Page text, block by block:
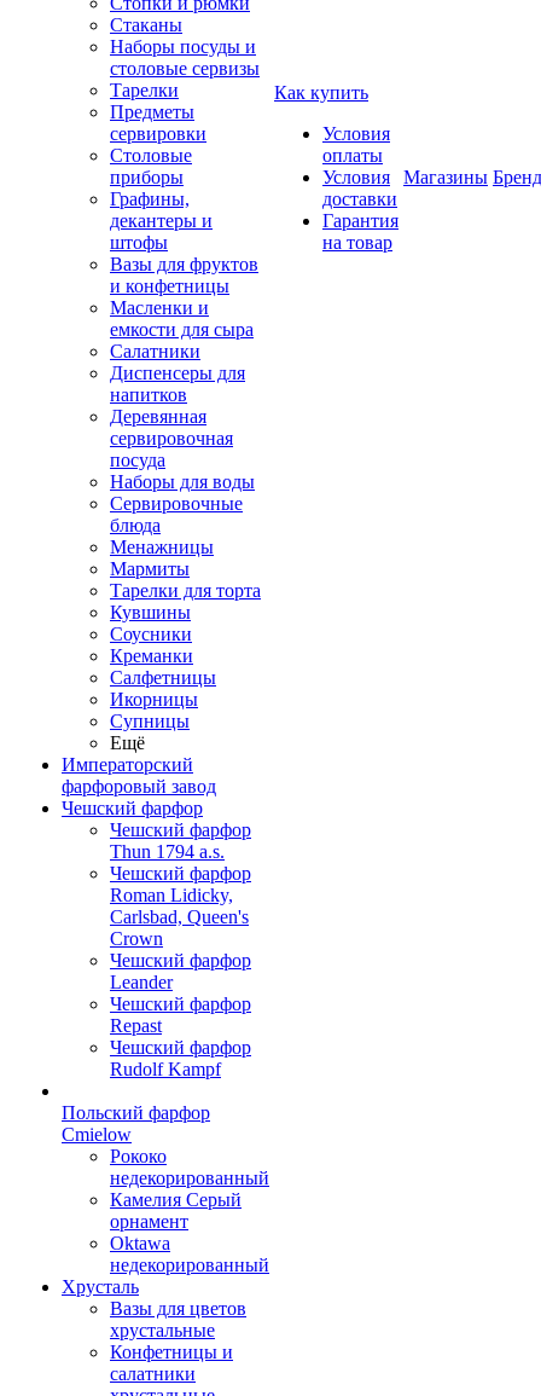
Стаканы
Наборы посуды и
столовые сервизы
Тарелки
Предметы
сервировки
Столовые
приборы
Графины,
декантеры и
штофы
Вазы для фруктов
и конфетницы
Масленки и
емкости для сыра
Салатники
Диспенсеры для
напитков
Деревянная
сервировочная
посуда
Наборы для воды
Сервировочные
блюда
Менажницы
Мармиты
Тарелки для торта
Кувшины
Соусники
Креманки
Салфетницы
Икорницы
Супницы
Ещё
Императорский
фарфоровый завод
Чешский фарфор
Чешский фарфор
Thun 1794 a.s.
Чешский фарфор
Roman Lidicky,
Carlsbad, Queen's
Crown
Чешский фарфор
Leander
Чешский фарфор
Repast
Чешский фарфор
Rudolf Kampf
Польский фарфор
Сmielow
Рококо
недекорированный
Камелия Серый
орнамент
Oktawa
недекорированный
Хрусталь
Вазы для цветов
хрустальные
Конфетницы и
салатники
Как купить
Условия
оплаты
Условия
доставки
Гарантия
на товар
Магазины